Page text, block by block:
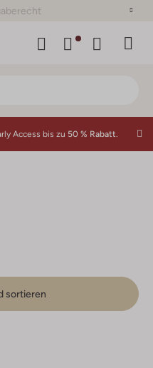
Access bis zu 50 % Rabatt.
sortieren